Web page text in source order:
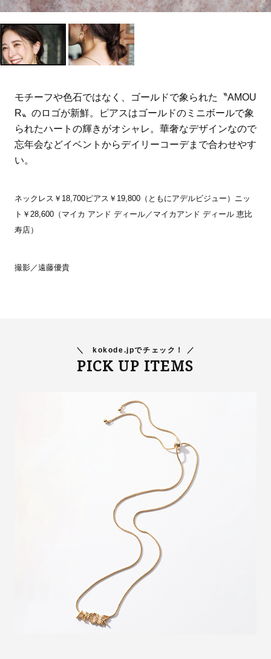
モチーフや色石ではなく、ゴールドで象られた〝AMOU
R〟のロゴが新鮮。ピアスはゴールドのミニボールで象
られたハートの輝きがオシャレ。華奢なデザインなので
忘年会などイベントからデイリーコーデまで合わせやす
い。
ネックレス￥18,700ピアス￥19,800（ともにアデルビジュー）ニッ
ト￥28,600（マイカ アンド ディール／マイカアンド ディール 恵比
寿店）
撮影／遠藤優貴
＼ kokode.jpでチェック！ ／
PICK UP ITEMS